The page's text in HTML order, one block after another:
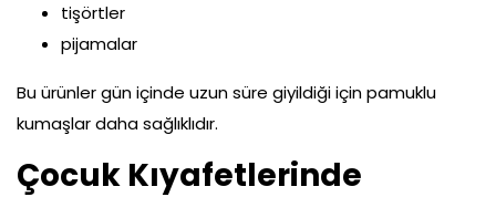
tişörtler
pijamalar
Bu ürünler gün içinde uzun süre giyildiği için pamuklu
kumaşlar daha sağlıklıdır.
Çocuk Kıyafetlerinde